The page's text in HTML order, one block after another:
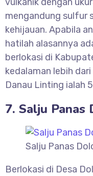
mengandung sulfur
kehijauan. Apabila
hatilah alasannya
berlokasi di
kedalaman lebih
Danau Linting ialah
7. Salju Panas
Salju Panas
Berlokasi di Desa